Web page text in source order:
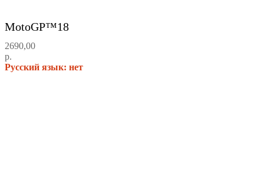
MotoGP™18
2690,00
р.
Русский язык: нет